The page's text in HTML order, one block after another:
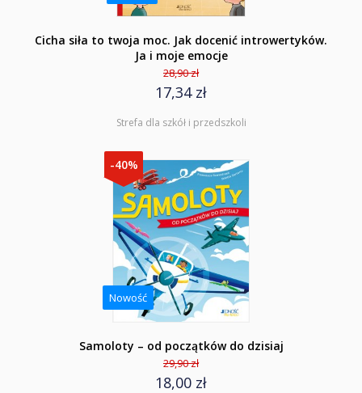
Cicha siła to twoja moc. Jak docenić introwertyków.
Ja i moje emocje
28,90 zł
17,34 zł
Strefa dla szkół i przedszkoli
-40%
Nowość
Samoloty – od początków do dzisiaj
29,90 zł
18,00 zł